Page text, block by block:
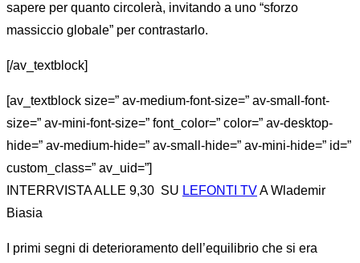
sapere per quanto circolerà, invitando a uno “sforzo
massiccio globale” per contrastarlo.
[/av_textblock]
[av_textblock size=” av-medium-font-size=” av-small-font-
size=” av-mini-font-size=” font_color=” color=” av-desktop-
hide=” av-medium-hide=” av-small-hide=” av-mini-hide=” id=”
custom_class=” av_uid=”]
INTERRVISTA ALLE 9,30 SU LEFONTI TVA Wlademir
Biasia
I primi segni di deterioramento dell’equilibrio che si era